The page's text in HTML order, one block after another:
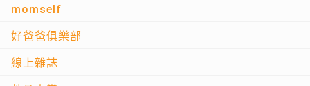
momself
好爸爸俱樂部
線上雜誌